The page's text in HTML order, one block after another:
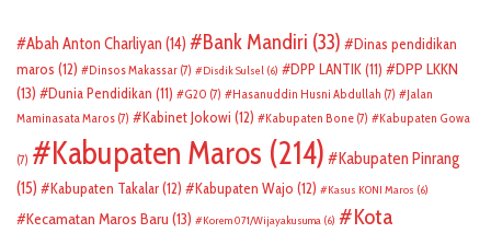
Abah Anton Charliyan (14) Bank Mandiri (33)
Dinas pendidikan
maros (12) Dinsos Makassar (7) Disdik Sulsel (6) DPP LANTIK(11)
DPP LKKN
(13)
Dunia Pendidikan (11) G20 (7) Hasanuddin Husni Abdullah (7)
Jalan
Maminasata Maros (7) Kabinet Jokowi (12) Kabupaten Bone (7) Kabupaten Gowa
(7) Kabupaten Maros (214)
Kabupaten Pinrang
(15)
Kabupaten Takalar(12) Kabupaten Wajo (12) Kasus KONI Maros (6)
Kecamatan Maros Baru (13) Korem 071/Wijayakusuma (6)
Kota